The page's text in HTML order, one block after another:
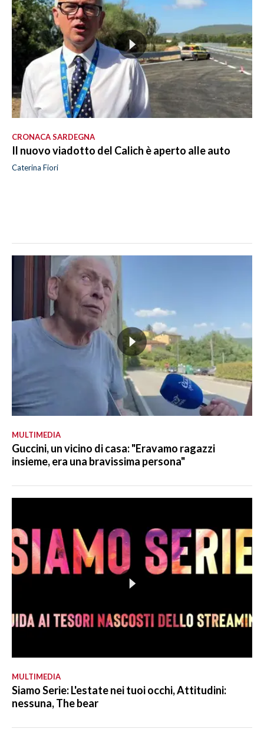
CRONACA SARDEGNA
Il nuovo viadotto del Calich è aperto alle auto
Caterina Fiori
MULTIMEDIA
Guccini, un vicino di casa: "Eravamo ragazzi
insieme, era una bravissima persona"
MULTIMEDIA
Siamo Serie: L'estate nei tuoi occhi, Attitudini:
nessuna, The bear